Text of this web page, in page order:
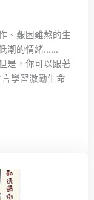
、艱困難熬的生
潮的情緒……
是，你可以跟著
學習激勵生命